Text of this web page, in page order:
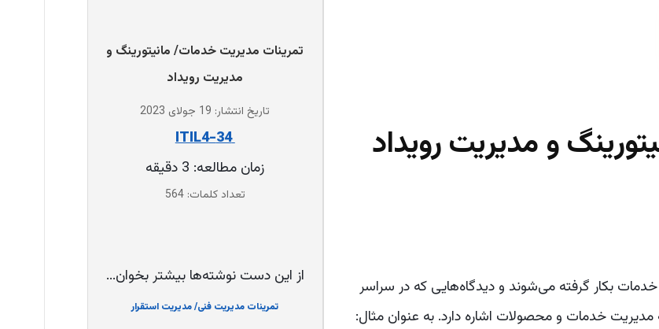
و مدیریت رویداد
است که برای تمام خدمات بکار گرفته می‌شوند و دیدگاه‌هایی که در سراسر
خدمات و محصولات اشاره دارد. به عنوان مثال:
تمرینات مدیریت خدمات/ مانیتورینگ و
مدیریت رویداد
تاریخ انتشار: 19 جولای 2023
‌ 34-ITIL4
زمان مطالعه: 3 دقیقه
تعداد کلمات: 564
از این دست نوشته‌ها بیشتر بخوان...
تمرینات مدیریت فنی/ مدیریت استقرار